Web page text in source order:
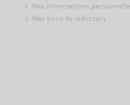
Mes informations
Mes bons de réduction